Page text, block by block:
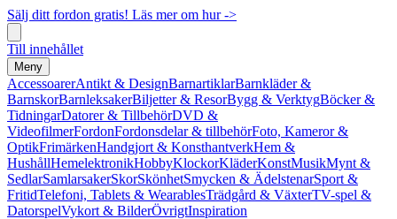
Sälj ditt fordon gratis! Läs mer om hur ->
Till innehållet
Meny
AccessoarerAntikt & DesignBarnartiklarBarnkläder &
BarnskorBarnleksakerBiljetter & ResorBygg & VerktygBöcker &
TidningarDatorer & TillbehörDVD &
VideofilmerFordonFordonsdelar & tillbehörFoto, Kameror &
OptikFrimärkenHandgjort & KonsthantverkHem &
HushållHemelektronikHobbyKlockorKläderKonstMusikMynt &
SedlarSamlarsakerSkorSkönhetSmycken & ÄdelstenarSport &
FritidTelefoni, Tablets & WearablesTrädgård & VäxterTV-spel &
DatorspelVykort & BilderÖvrigtInspiration